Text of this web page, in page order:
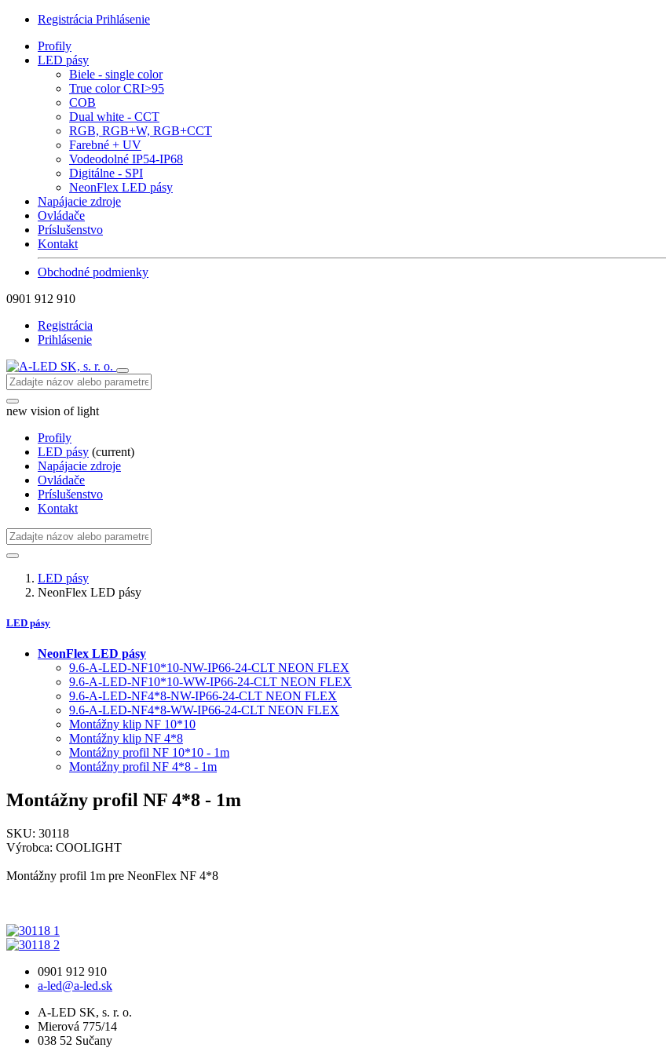
Registrácia Prihlásenie
Profily
LED pásy
Biele - single color
True color CRI>95
COB
Dual white - CCT
RGB, RGB+W, RGB+CCT
Farebné + UV
Vodeodolné IP54-IP68
Digitálne - SPI
NeonFlex LED pásy
Napájacie zdroje
Ovládače
Príslušenstvo
Kontakt
Obchodné podmienky
0901 912 910
Registrácia
Prihlásenie
new vision of light
Profily
LED pásy (current)
Napájacie zdroje
Ovládače
Príslušenstvo
Kontakt
LED pásy
NeonFlex LED pásy
LED pásy
NeonFlex LED pásy
9.6-A-LED-NF10*10-NW-IP66-24-CLT NEON FLEX
9.6-A-LED-NF10*10-WW-IP66-24-CLT NEON FLEX
9.6-A-LED-NF4*8-NW-IP66-24-CLT NEON FLEX
9.6-A-LED-NF4*8-WW-IP66-24-CLT NEON FLEX
Montážny klip NF 10*10
Montážny klip NF 4*8
Montážny profil NF 10*10 - 1m
Montážny profil NF 4*8 - 1m
Montážny profil NF 4*8 - 1m
SKU: 30118
Výrobca: COOLIGHT
Montážny profil 1m pre NeonFlex NF 4*8
0901 912 910
a-led@a-led.sk
A-LED SK, s. r. o.
Mierová 775/14
038 52 Sučany